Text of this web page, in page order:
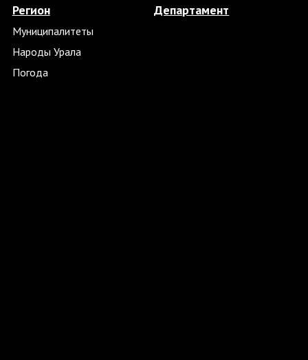
Регион
Муниципалитеты
Народы Урала
Погода
Департамент